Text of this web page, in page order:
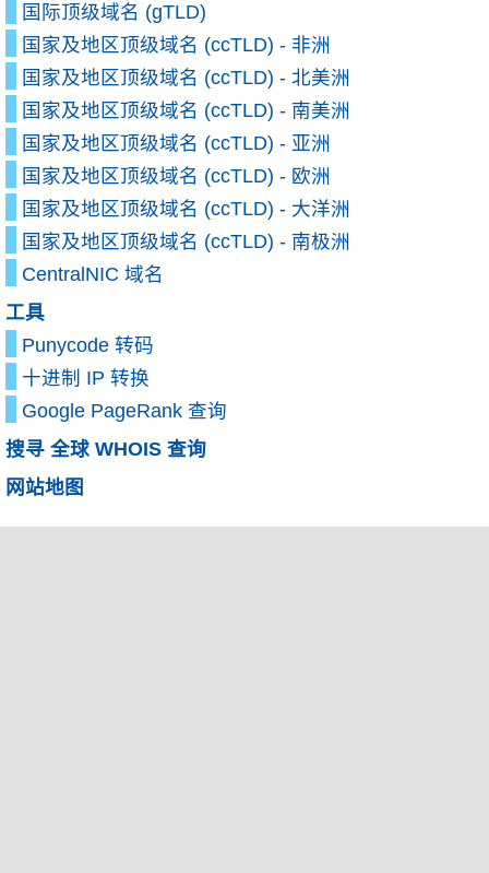
国际顶级域名 (gTLD)
国家及地区顶级域名 (ccTLD) - 非洲
国家及地区顶级域名 (ccTLD) - 北美洲
国家及地区顶级域名 (ccTLD) - 南美洲
国家及地区顶级域名 (ccTLD) - 亚洲
国家及地区顶级域名 (ccTLD) - 欧洲
国家及地区顶级域名 (ccTLD) - 大洋洲
国家及地区顶级域名 (ccTLD) - 南极洲
CentralNIC 域名
工具
Punycode 转码
十进制 IP 转换
Google PageRank 查询
搜寻 全球 WHOIS 查询
网站地图